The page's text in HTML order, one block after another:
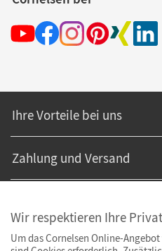
Ihre Vorteile bei uns
Zahlung und Versand
Wir respektieren Ihre
Um das Cornelsen Online-